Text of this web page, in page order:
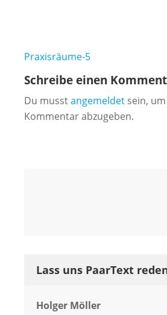
Beitragsnavigation
Praxisräume-5
Schreibe einen
Du musstangemeldet sein,
Kommentar abzugeben.
Lass uns PaarText
Holger Möller